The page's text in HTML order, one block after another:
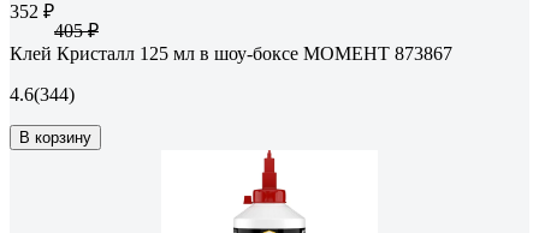
352 ₽
405 ₽
Клей Кристалл 125 мл в шоу-боксе МОМЕНТ 873867
4.6(344)
В корзину